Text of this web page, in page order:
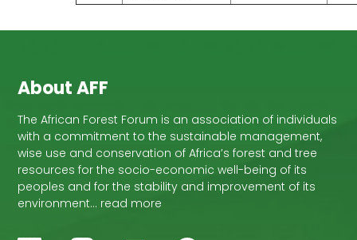
About AFF
The African Forest Forum is an association of individuals
with a commitment to the sustainable management,
wise use and conservation of Africa’s forest and tree
resources for the socio-economic well-being of its
peoples and for the stability and improvement of its
environment… read more